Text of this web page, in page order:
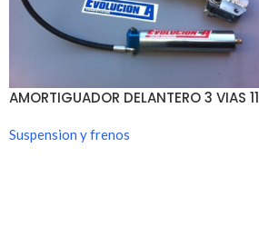
AMORTIGUADOR DELANTERO 3 VIAS 11
Suspension y frenos